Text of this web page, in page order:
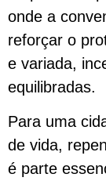
onde a
reforçar o
e variada,
equilibradas.
Para uma
de vida,
é parte